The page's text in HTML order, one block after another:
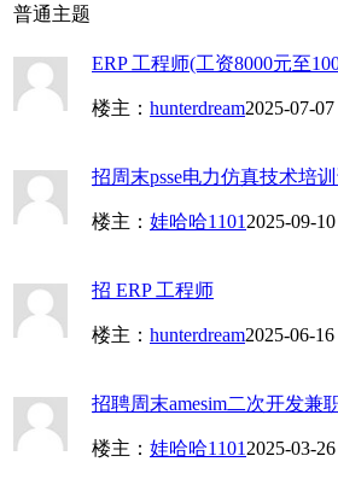
普通主题
ERP 工程师(工资8000元至
楼主： hunterdream2025-07-07
招周末psse电力仿真技术培
楼主： 娃哈哈11012025-09-10
招 ERP 工程师
楼主： hunterdream2025-06-16
招聘周末amesim二次开发兼
楼主： 娃哈哈11012025-03-26